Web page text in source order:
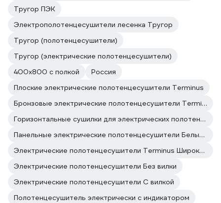
Тругор ПЭК
Электрополотенцесушители лесенка Тругор
Тругор (полотенцесушители)
Тругор (электрические полотенцесушители)
400х800 с полкой
Россия
Плоские электрические полотенцесушители Terminus
Бронзовые электрические полотенцесушители Terminus
Горизонтальные сушилки для электрических полотенцесушителей поворотные
Панельные электрические полотенцесушители Белые полотенцесушители
Электрические полотенцесушители Terminus Широкие
Электрические полотенцесушители Без вилки
Электрические полотенцесушители С вилкой
Полотенцесушитель электрически с индикатором